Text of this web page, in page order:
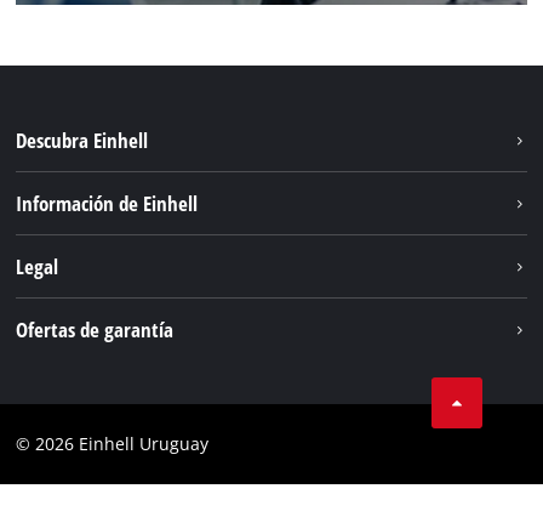
Descubra Einhell
Servicio
Información de Einhell
Legal
Cumplimiento
Ofertas de garantía
Garantía PurePower Brushless
© 2026 Einhell Uruguay